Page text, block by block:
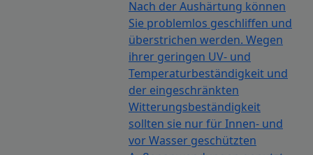
Nach der Aushärtung können
Sie problemlos geschliffen und
überstrichen werden. Wegen
ihrer geringen UV- und
Temperaturbeständigkeit und
der eingeschränkten
Witterungsbeständigkeit
sollten sie nur für Innen- und
vor Wasser geschützten